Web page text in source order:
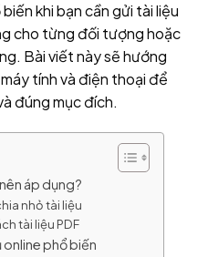
khi bạn cần gửi tài liệu
cho từng đối tượng hoặc
Bài viết này sẽ hướng
tính và điện thoại để
đúng mục đích.
áp dụng?
nhỏ tài liệu
tài liệu PDF
phổ biến